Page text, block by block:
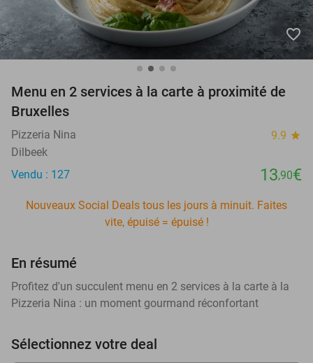
favorite_border
Menu en 2 services à la carte à proximité de
Bruxelles
Pizzeria Nina 9.9 star
Dilbeek
Vendu : 127
13,90€
Nouveaux Social Deals tous les jours à minuit. Faites
vite, épuisé = épuisé !
En résumé
Profitez d'un succulent menu en 2 services à la carte à la
Pizzeria Nina : un moment gourmand réconfortant
Sélectionnez votre deal